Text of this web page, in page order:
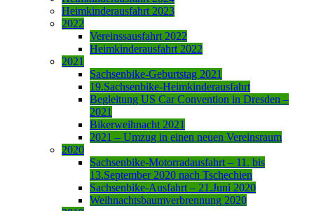
Heimkinderausfahrt 2023
2022
Vereinssausfahrt 2022
Heimkinderausfahrt 2022
2021
Sachsenbike-Geburtstag 2021
19.Sachsenbike-Heimkinderausfahrt
Begleitung US Car Convention in Dresden –
2021
Bikerweihnacht 2021
2021 – Umzug in einen neuen Vereinsraum
2020
Sachsenbike-Motorradausfahrt – 11. bis
13.September 2020 nach Tschechien
Sachsenbike-Ausfahrt – 21.Juni 2020
Weihnachtsbaumverbrennung 2020